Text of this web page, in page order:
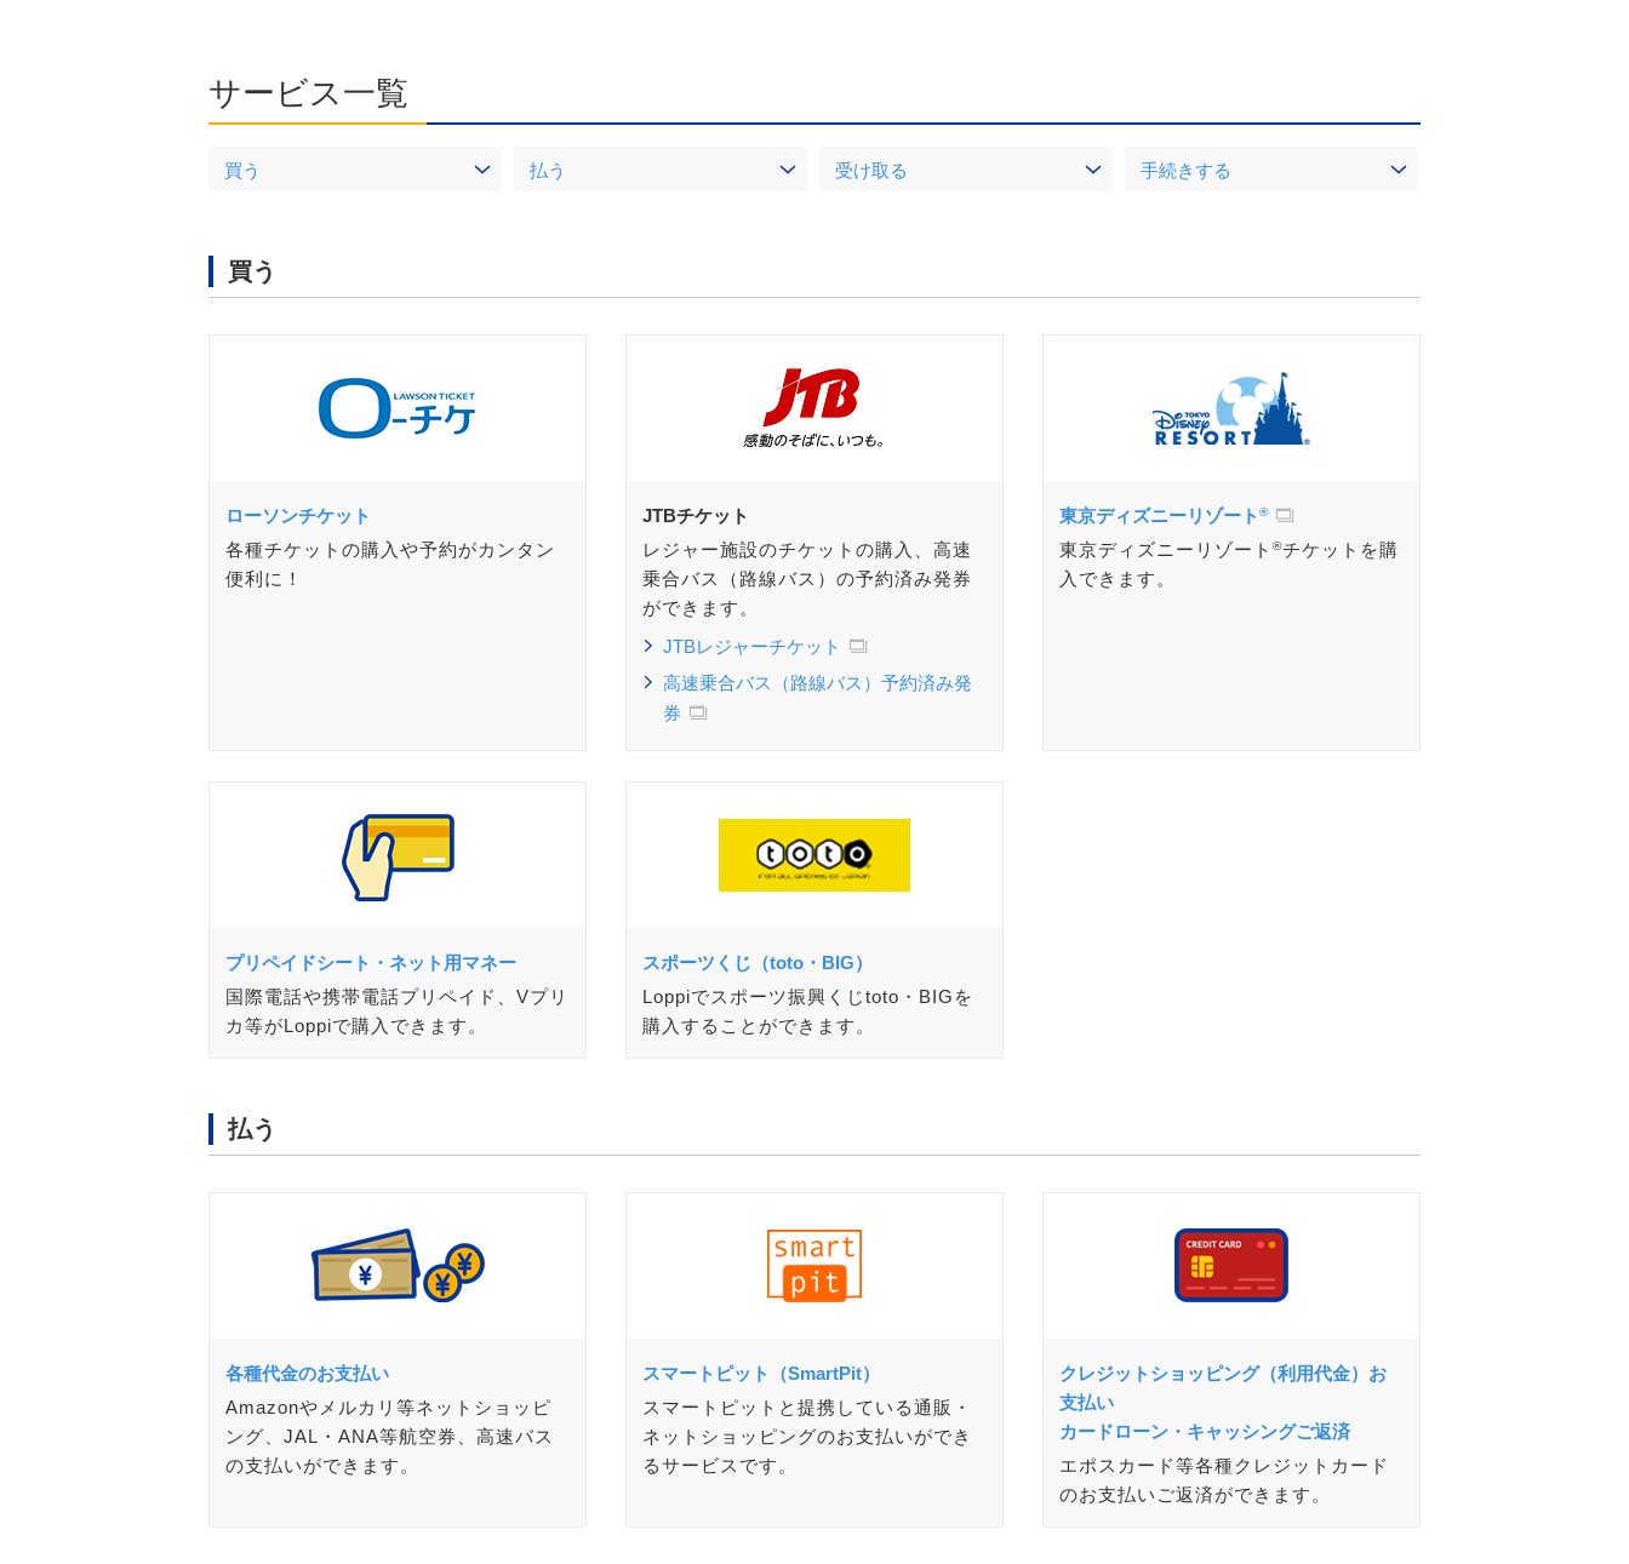
サービス一覧
買う 払う 受け取る 手続きする
買う
ローソンチケット
各種チケットの購入や予約がカンタン
便利に！
JTBチケット
レジャー施設のチケットの購入、高速
乗合バス（路線バス）の予約済み発券
ができます。
JTBレジャーチケット
高速乗合バス（路線バス）予約済み発
券
東京ディズニーリゾート ®
東京ディズニーリゾート ®チケットを購
入できます。
プリペイドシート・ネット用マネー
国際電話や携帯電話プリペイド、Vプリ
カ等がLoppiで購入できます。
スポーツくじ（toto・BIG）
Loppiでスポーツ振興くじtoto・BIGを
購入することができます。
払う
各種代金のお支払い
Amazonやメルカリ等ネットショッピ
ング、JAL・ANA等航空券、高速バス
の支払いができます。
スマートピット（SmartPit）
スマートピットと提携している通販・
ネットショッピングのお支払いができ
るサービスです。
クレジットショッピング（利用代金）お
支払い
カードローン・キャッシングご返済
エポスカード等各種クレジットカード
のお支払いご返済ができます。